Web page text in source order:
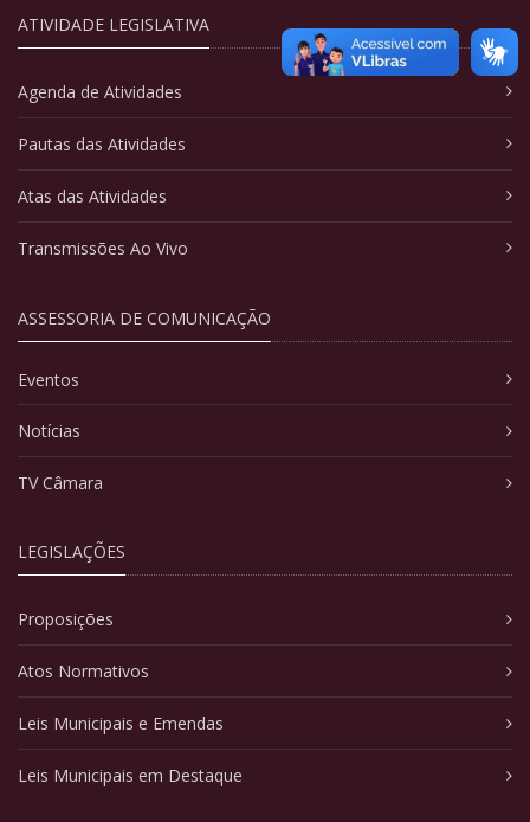
ATIVIDADE LEGISLATIVA
Agenda de Atividades
Pautas das Atividades
Atas das Atividades
Transmissões Ao Vivo
ASSESSORIA DE COMUNICAÇÃO
Eventos
Notícias
TV Câmara
LEGISLAÇÕES
Proposições
Atos Normativos
Leis Municipais e Emendas
Leis Municipais em Destaque